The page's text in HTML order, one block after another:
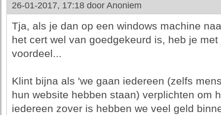
26-01-2017, 17:18 door Anoniem
Tja, als je dan op een windows machine
het cert wel van goedgekeurd is, heb je
voordeel...
Klint bijna als 'we gaan iedereen (zelfs
hun website hebben staan) verplichten om
iedereen zover is hebben we veel geld